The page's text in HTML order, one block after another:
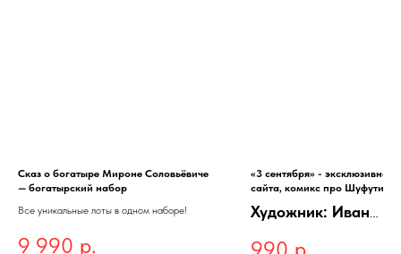
Сказ о богатыре Мироне Соловьёвиче
— богатырский набор
Все уникальные лоты в одном наборе!
9 990 р.
«3 сентября» - эксклюзивная
сайта, комикс про
Художник: Иван